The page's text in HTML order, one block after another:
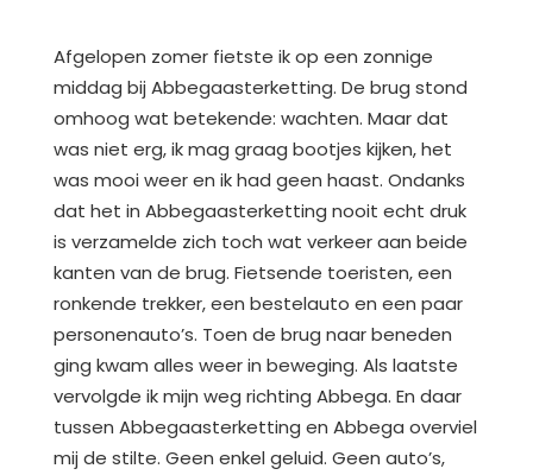
Afgelopen zomer fietste ik op een zonnige
middag bij Abbegaasterketting. De brug stond
omhoog wat betekende: wachten. Maar dat
was niet erg, ik mag graag bootjes kijken, het
was mooi weer en ik had geen haast. Ondanks
dat het in Abbegaasterketting nooit echt druk
is verzamelde zich toch wat verkeer aan beide
kanten van de brug. Fietsende toeristen, een
ronkende trekker, een bestelauto en een paar
personenauto’s. Toen de brug naar beneden
ging kwam alles weer in beweging. Als laatste
vervolgde ik mijn weg richting Abbega. En daar
tussen Abbegaasterketting en Abbega overviel
mij de stilte. Geen enkel geluid. Geen auto’s,